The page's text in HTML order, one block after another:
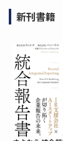
新刊書籍